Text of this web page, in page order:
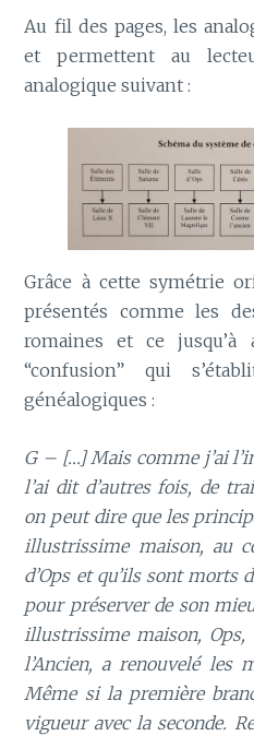
Au fil des pages, les
et permettent au
analogique suivant :
Grâce à cette symétrie
présentés comme les
romaines et ce
“confusion” qui
généalogiques :
G – […] Mais comme j’ai
l’ai dit d’autres fois, de
on peut dire que les
illustrissime maison, au
d’Ops et qu’ils sont morts
pour préserver de son
illustrissime maison, Ops,
l’Ancien, a renouvelé les
Même si la première
vigueur avec la seconde.